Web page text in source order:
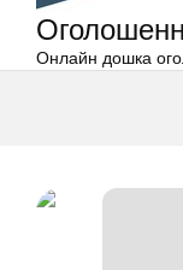
Онлайн дошка